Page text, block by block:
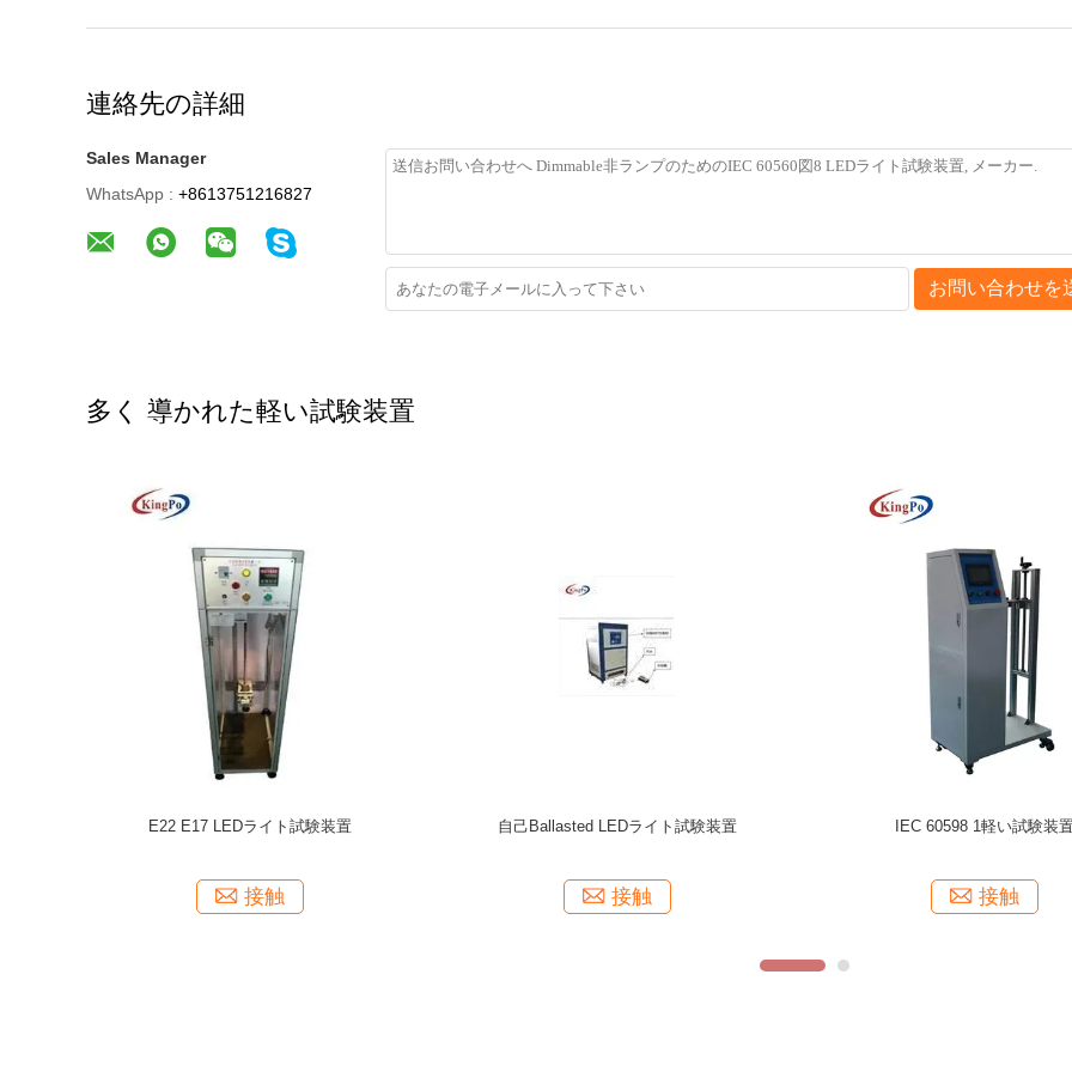
連絡先の詳細
Sales Manager
WhatsApp : +8613751216827
お問い合わせを
多く 導かれた軽い試験装置
UL1581 EN60730の耐久性の試験機の印刷物の
接触
15VA LEDライト試験装置理性的なランプの帽
接触
容量の動作寿命の電子線形スイ
接触